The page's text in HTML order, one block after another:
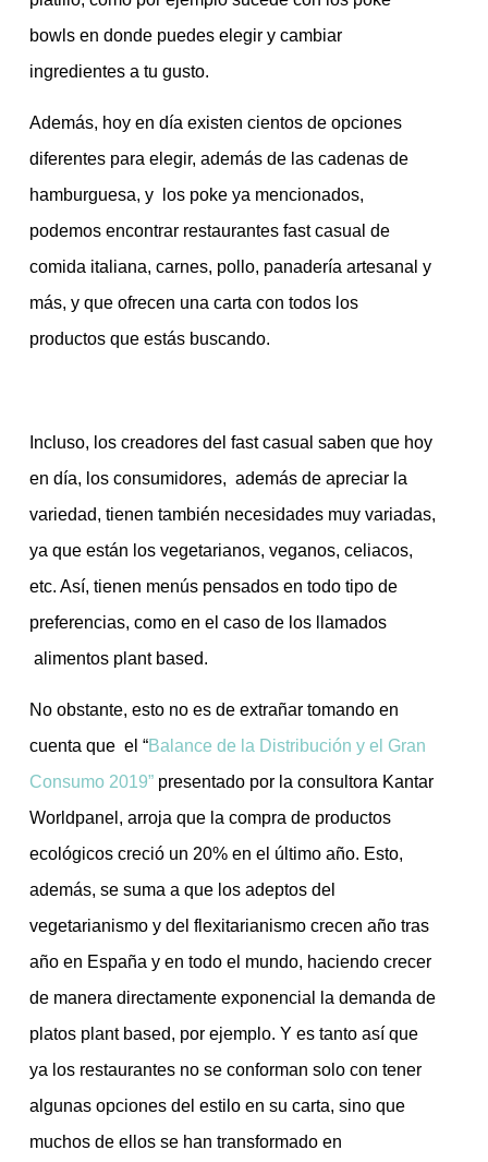
bowls en donde puedes elegir y cambiar
ingredientes a tu gusto.
Además, hoy en día existen cientos de opciones
diferentes para elegir, además de las cadenas de
hamburguesa, y los poke ya mencionados,
podemos encontrar restaurantes fast casual de
comida italiana, carnes, pollo, panadería artesanal y
más, y que ofrecen una carta con todos los
productos que estás buscando.
Incluso, los creadores del fast casual saben que hoy
en día, los consumidores, además de apreciar la
variedad, tienen también necesidades muy variadas,
ya que están los vegetarianos, veganos, celiacos,
etc. Así, tienen menús pensados en todo tipo de
preferencias, como en el caso de los llamados
alimentos plant based.
No obstante, esto no es de extrañar tomando en
cuenta que el “Balance de la Distribución y el Gran
Consumo 2019”presentado por la consultora Kantar
Worldpanel, arroja que la compra de productos
ecológicos creció un 20% en el último año. Esto,
además, se suma a que los adeptos del
vegetarianismo y del flexitarianismo crecen año tras
año en España y en todo el mundo, haciendo crecer
de manera directamente exponencial la demanda de
platos plant based, por ejemplo. Y es tanto así que
ya los restaurantes no se conforman solo con tener
algunas opciones del estilo en su carta, sino que
muchos de ellos se han transformado en